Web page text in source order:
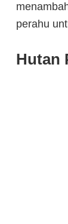
perahu
Hutan